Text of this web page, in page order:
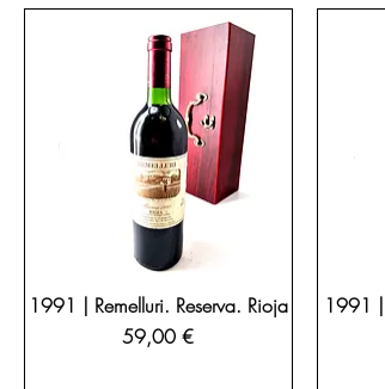
1991 | Remelluri. Reserva. Rioja
Precio
59,00 €
1991 |